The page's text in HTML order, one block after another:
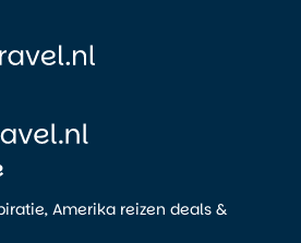
Amerika reizen deals &